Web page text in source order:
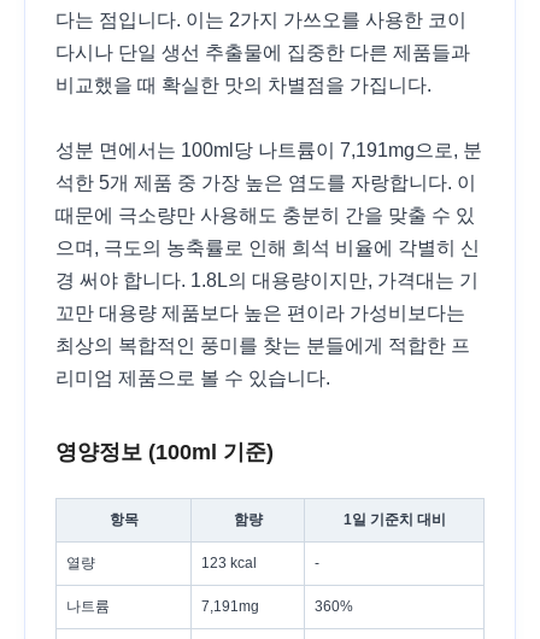
다는 점입니다. 이는 2가지 가쓰오를 사용한 코이
다시나 단일 생선 추출물에 집중한 다른 제품들과
비교했을 때 확실한 맛의 차별점을 가집니다.
성분 면에서는 100ml당 나트륨이 7,191mg으로, 분
석한 5개 제품 중 가장 높은 염도를 자랑합니다. 이
때문에 극소량만 사용해도 충분히 간을 맞출 수 있
으며, 극도의 농축률로 인해 희석 비율에 각별히 신
경 써야 합니다. 1.8L의 대용량이지만, 가격대는 기
꼬만 대용량 제품보다 높은 편이라 가성비보다는
최상의 복합적인 풍미를 찾는 분들에게 적합한 프
리미엄 제품으로 볼 수 있습니다.
영양정보 (100ml 기준)
항목 함량 1일 기준치 대비
열량 123 kcal -
나트륨 7,191mg 360%